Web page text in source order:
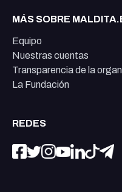
MÁS SOBRE
Equipo
Nuestras cuentas
Transparencia de la
La Fundación
REDES